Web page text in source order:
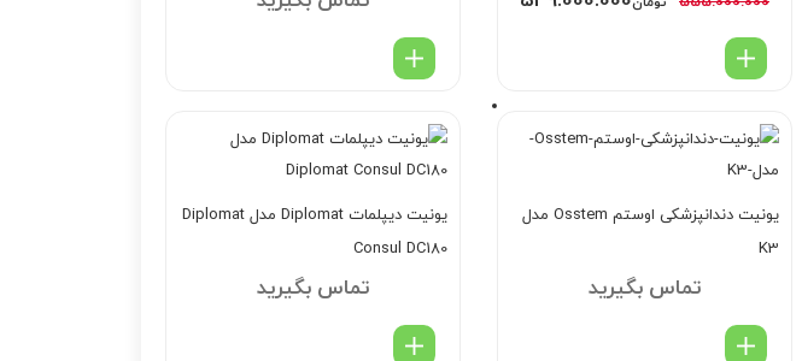
یونیت دندانپزشکی اوستم Osstem مدل
K3
تماس بگیرید
یونیت دیپلمات Diplomat مدل Diplomat
Consul DC180
تماس بگیرید